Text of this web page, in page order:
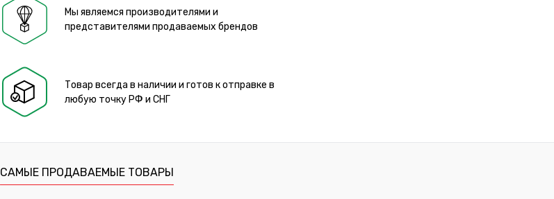
Мы являемся производителями и
представителями продаваемых брендов
Товар всегда в наличии и готов к отправке в
любую точку РФ и СНГ
САМЫЕ ПРОДАВАЕМЫЕ ТОВАРЫ